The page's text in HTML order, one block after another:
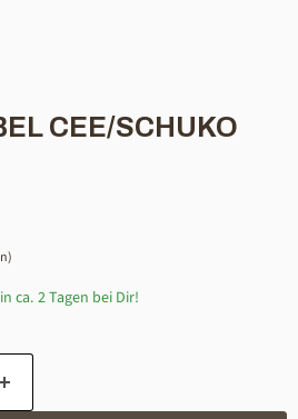
CEE/SCHUKO
in ca. 2 Tagen bei Dir!